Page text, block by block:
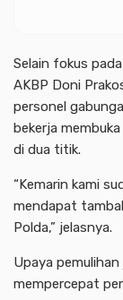
Selain fokus
AKBP Doni
personel
bekerja
di dua titik.
“Kemarin kami
mendapat
Polda,” jelasnya.
Upaya
mempercepat